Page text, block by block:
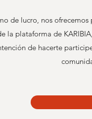
de lucro, nos
la plataforma de
de hacerte